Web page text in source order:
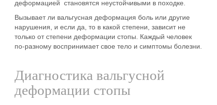
деформацией становятся неустойчивыми в походке.
Вызывает ли вальгусная деформация боль или другие
нарушения, и если да, то в какой степени, зависит не
только от степени деформации стопы. Каждый человек
по-разному воспринимает свое тело и симптомы болезни.
Диагностика вальгусной
деформации стопы